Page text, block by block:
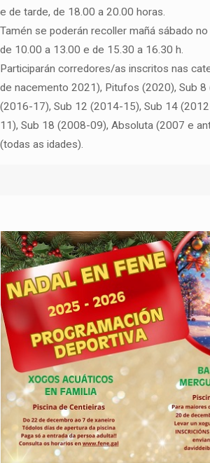
e de tarde, de 18.00 a 20.00 horas.
Tamén se poderán recoller mañá sábado
de 10.00 a 13.00 e de 15.30 a 16.30 h.
Participarán corredores/as inscritos nas
de nacemento 2021), Pitufos (2020), Sub
(2016-17), Sub 12 (2014-15), Sub 14
11), Sub 18 (2008-09), Absoluta (2007 e
(todas as idades).